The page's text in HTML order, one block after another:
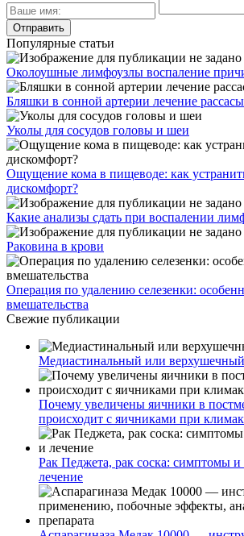
Популярные статьи
Околоушные лимфоузлы воспаление
Бляшки в сонной артерии лечение
Уколы для сосудов головы и шеи
Ощущение кома в пищеводе: как
дискомфорт?
Какие анализы сдать при воспалении
Раковина в крови
Операция по удалению селезенки:
вмешательства
Свежие публикации
Медиастинальный или верхушечный
Почему увеличены яичники в
происходит с яичниками при
Рак Педжета, рак соска: симптомы и
лечение